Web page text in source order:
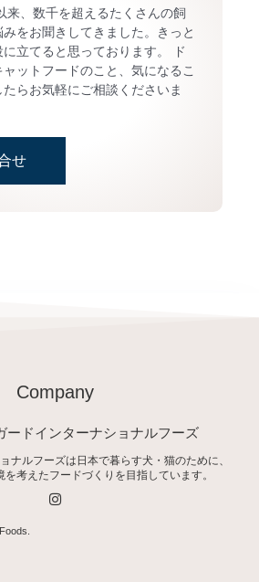
来、数千を超えるたくさんの飼
をお聞きしてきました。きっと
立てると思っております。 ド
ットフードのこと、気になるこ
らお気軽にご相談くださいま
せ
Company
ードインターナショナルフーズ
ナルフーズは日本で暮らす犬・猫のために、
を考えたフードづくりを目指しています。
I
n